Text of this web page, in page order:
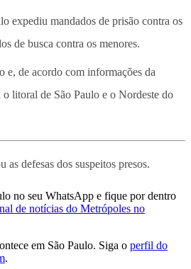
expediu mandados de prisão contra os
de busca contra os menores.
e, de acordo com informações da
litoral de São Paulo e o Nordeste do
as defesas dos suspeitos presos.
no seu WhatsApp e fique por dentro
de notícias do Metrópoles no
em São Paulo. Siga o perfil do
.